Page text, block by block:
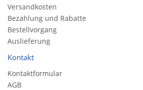
Versandkosten
Bezahlung und Rabatte
Bestellvorgang
Auslieferung
Kontakt
Kontaktformular
AGB